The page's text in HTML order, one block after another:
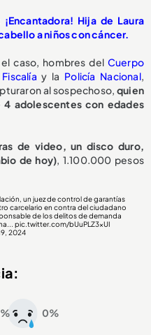
¡Encantadora! Hija de Laura
a niños con cáncer.
caso, hombres del Cuerpo
y la Policía Nacional,
al sospechoso, quien
adolescentes con edades
de video, un disco duro,
de hoy), 1.100.000 pesos
un juez de control de garantías
carcelario en contra del ciudadano
de los delitos de demanda
pic.twitter.com/bUuPLZ3xUI
2024
0%